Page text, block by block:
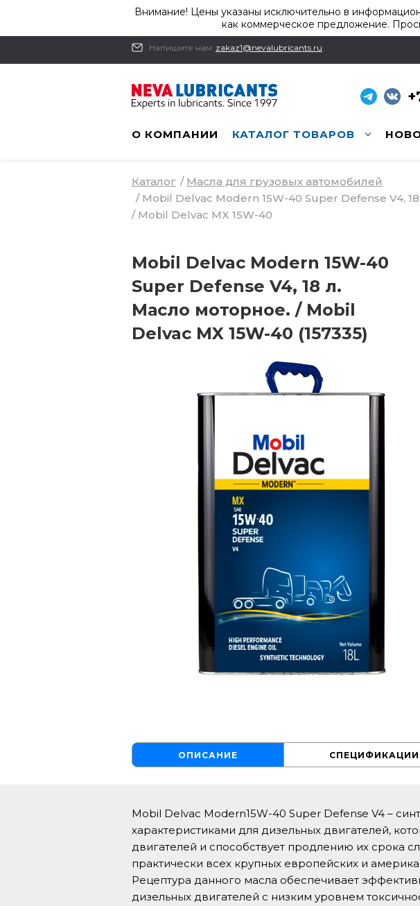
Внимание! Цены указаны исключительно в
как коммерческое предложение.
Напишите нам zakaz1@nevalubricants.ru
О КОМПАНИИ КАТАЛОГ ТОВАРОВ
Каталог / Масла для грузовых автомобилей
/ Mobil Delvac Modern 15W-40 Super Defense V4,
/ Mobil Delvac MX 15W-40
Mobil Delvac Modern 15W-40
Super Defense V4, 18 л.
Масло моторное. / Mobil
Delvac MX 15W-40 (157335)
ОПИСАНИЕ СПЕЦИФИКАЦИИ
Mobil Delvac Modern15W-40 Super Defense V4 –
характеристиками для дизельных двигателей,
двигателей и способствует продлению их срока
практически всех крупных европейских и
Рецептура данного масла обеспечивает
дизельных двигателей с низким уровнем